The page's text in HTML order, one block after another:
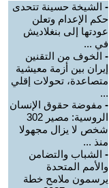
- الشيخة حسينة تتحدى
حكم الإعدام وتعلن
عودتها إلى بنغلاديش
في ...
- الخوف من التقنين
إيران بين أزمة معيشية
متصاعدة، تحولات إقلي
...
- مفوضة حقوق الإنسان
الروسية: مصير 302
شخص لا يزال مجهولا
منذ ...
- الشباب والتضامن
والأمم المتحدة
يرسمون ملامح خطة